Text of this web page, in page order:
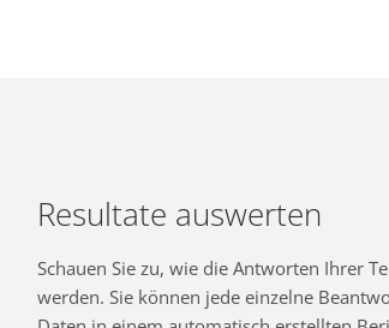
Resultate auswerten
Schauen Sie zu, wie die Antworten Ihrer
werden. Sie können jede einzelne